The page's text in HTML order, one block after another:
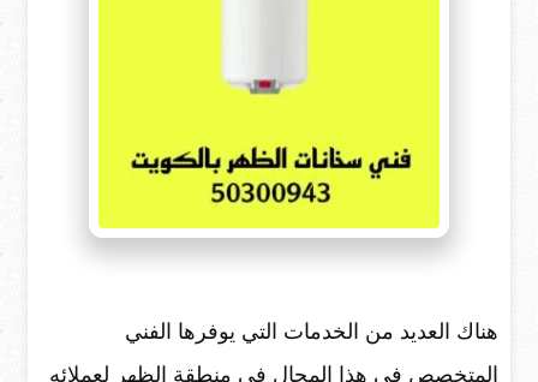
هناك العديد من الخدمات التي يوفرها الفني
المتخصص في هذا المجال في منطقة الظهر لعملائه